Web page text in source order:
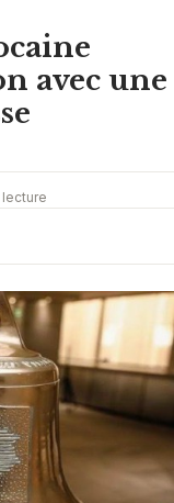
avec une
lecture